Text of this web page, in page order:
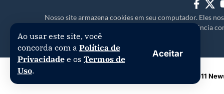
Ao usar este site, você
concorda com a Política de
Privacidade e os Termos de
Uso.
Aceitar
Nosso site armazena cookies em seu computador. Eles
experiência
Copyright © 2026 | 011